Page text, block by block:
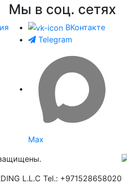
Мы в соц. сетях
ВКонтакте
Telegram
Max
L.L.C Tel.: +971528658020